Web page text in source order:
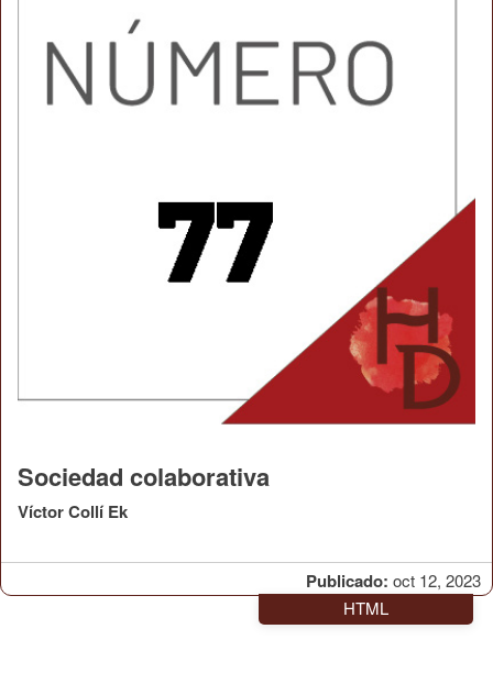
Publicado: oct 12, 2023
Sociedad colaborativa
Víctor Collí Ek
HTML